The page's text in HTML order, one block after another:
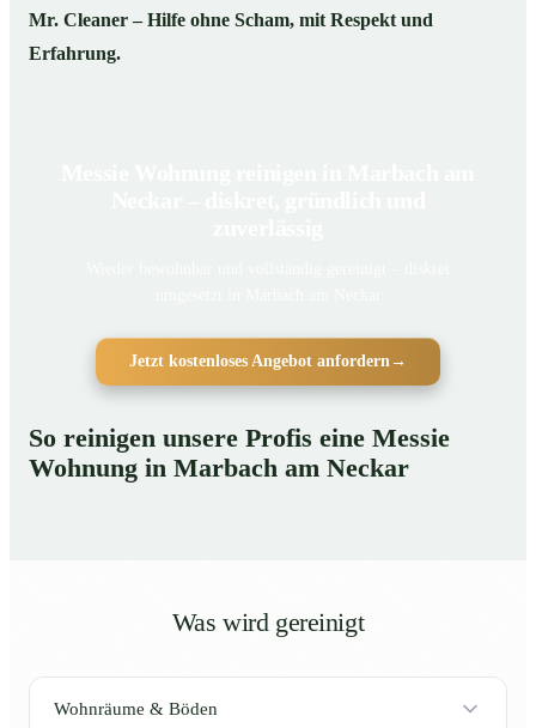
Mr. Cleaner – Hilfe ohne Scham, mit Respekt und
Erfahrung.
Jetzt kostenloses Angebot anfordern→
So reinigen unsere Profis eine Messie
Wohnung in Marbach am Neckar
Was wird gereinigt
Wohnräume & Böden